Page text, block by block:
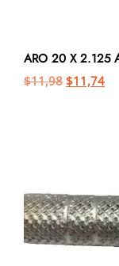
ARO 20 X 2.125
$11,98 $11,74